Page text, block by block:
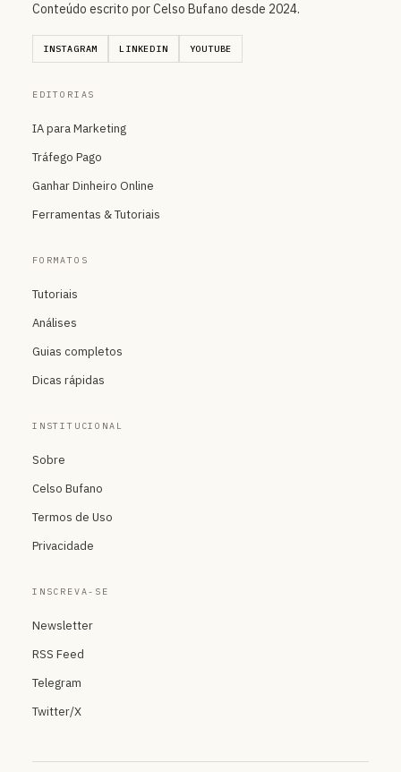
Conteúdo escrito por Celso Bufano desde 2024.
INSTAGRAM LINKEDIN YOUTUBE
EDITORIAS
IA para Marketing
Tráfego Pago
Ganhar Dinheiro Online
Ferramentas & Tutoriais
FORMATOS
Tutoriais
Análises
Guias completos
Dicas rápidas
INSTITUCIONAL
Sobre
Celso Bufano
Termos de Uso
Privacidade
INSCREVA-SE
Newsletter
RSS Feed
Telegram
Twitter/X